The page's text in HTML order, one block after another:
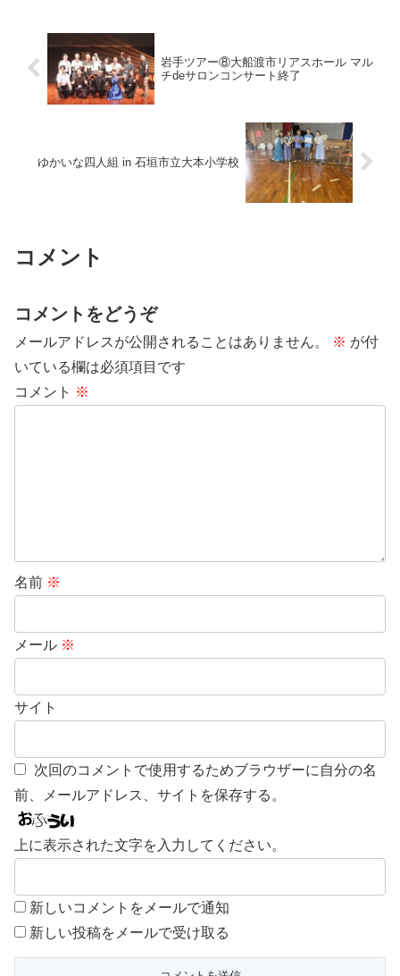
岩手ツアー⑧大船渡市リアスホール マル
チdeサロンコンサート終了
ゆかいな四人組 in 石垣市立大本小学校
コメント
コメントをどうぞ
メールアドレスが公開されることはありません。 ※ が付
いている欄は必須項目です
コメント ※
名前 ※
メール ※
サイト
次回のコメントで使用するためブラウザーに自分の名
前、メールアドレス、サイトを保存する。
上に表示された文字を入力してください。
新しいコメントをメールで通知
新しい投稿をメールで受け取る